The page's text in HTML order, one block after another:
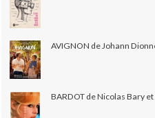
AVIGNON de Johann
BARDOT de Nicolas Bary